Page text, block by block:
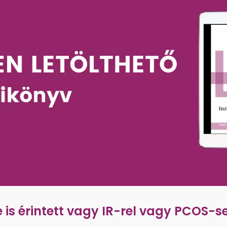
is érintett vagy IR-rel vagy PCOS-